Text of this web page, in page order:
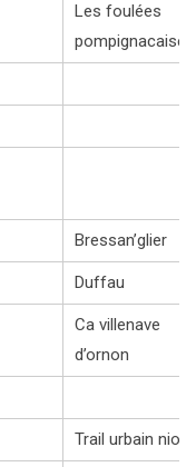
Les foulées
pompignacaise
Bressan’glier
Duffau
Ca villenave
d’ornon
Trail urbain niort